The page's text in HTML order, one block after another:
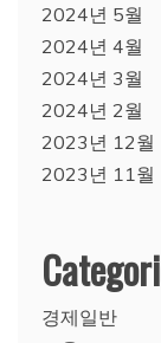
2024년 5월
2024년 4월
2024년 3월
2024년 2월
2023년 12월
2023년 11월
경제일반